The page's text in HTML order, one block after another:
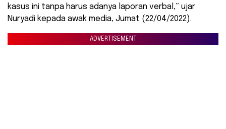
kasus ini tanpa harus adanya laporan verbal,” ujar
Nuryadi kepada awak media, Jumat (22/04/2022).
ADVERTISEMENT